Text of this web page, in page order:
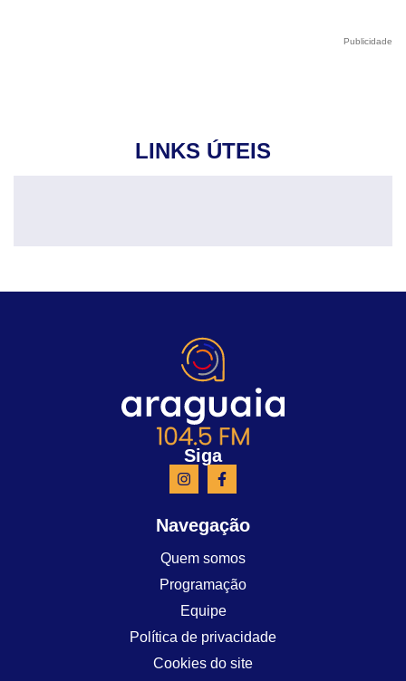
Publicidade
LINKS ÚTEIS
Siga
Navegação
Quem somos
Programação
Equipe
Política de privacidade
Cookies do site